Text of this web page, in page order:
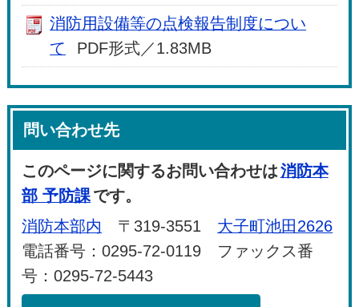
消防用設備等の点検報告制度につい
て
PDF形式／1.83MB
問い合わせ先
このページに関するお問い合わせは消防本
部 予防課です。
消防本部内 〒319-3551 大子町池田2626
電話番号：0295-72-0119 ファックス番
号：0295-72-5443